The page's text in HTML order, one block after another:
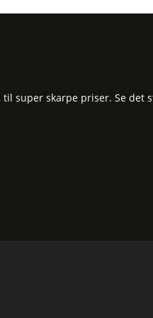
super skarpe priser. Se det